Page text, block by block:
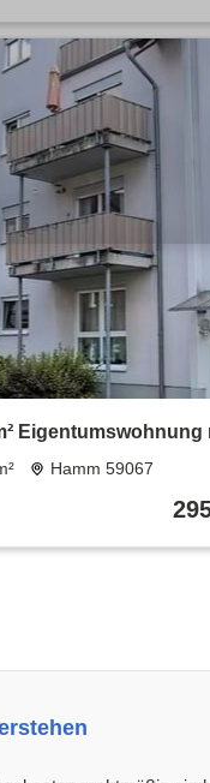
Eigentumswohnung
59067Hamm 59067